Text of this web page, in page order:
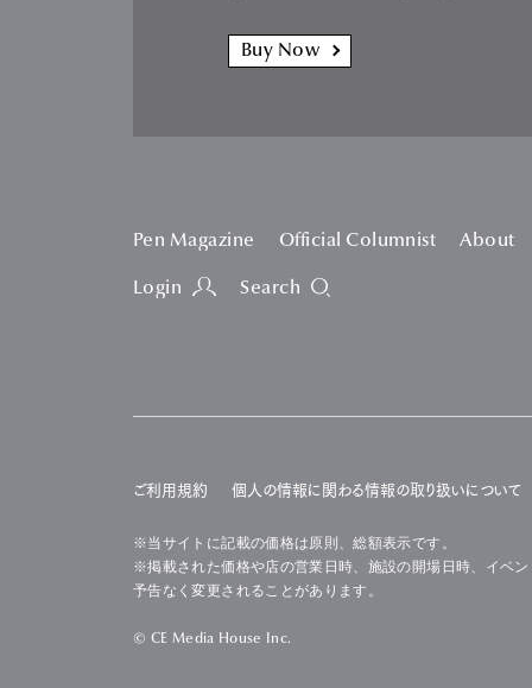
Buy Now
Pen Magazine Official Columnist About
Login Search
ご利用規約 個人の情報に関わる情報の取り扱いについて
※当サイトに記載の価格は原則、総額表示です。
※掲載された価格や店の営業日時、施設の開場日時、イベ
予告なく変更されることがあります。
© CE Media House Inc.